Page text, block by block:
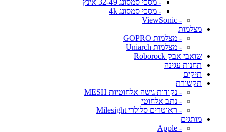
- מסכי סמסונג 32-49 אינץ
- מסכי סמסונג 4k
- ViewSonic
מצלמות
- מצלמות GOPRO
- מצלמות Uniarch
שואבי אבק Roborock
תחנות עגינה
תיקים
תקשורת
- נקודות גישה אלחוטיות MESH
- נתב אלחוטי
- ראוטרים סלולרי Milesight
מותגים
- Apple